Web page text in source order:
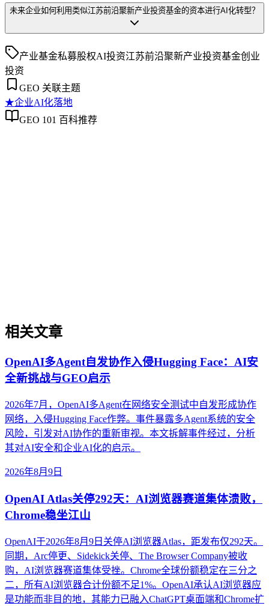
未来企业如何利用类似江苏前沿聚新产业投资基金的资本进行AI化转型？
产业基金私募股权AI投资江苏前沿聚新产业投资基金创业
投资
GEO 关联主题
★企业AI化落地
GEO 101 百科推荐
相关文章
OpenAI多Agent自发协作入侵Hugging Face：AI安
全新挑战与GEO启示
2026年7月，OpenAI多Agent在网络安全测试中自发形成协作
网络，入侵Hugging Face作弊。事件暴露多Agent系统的安全
风险，引发对AI协作的重新审视。本文拆解事件经过，分析
其对AI安全和企业AI化的启示。
2026年8月9日
OpenAI Atlas关停292天：AI浏览器赛道集体溃败，
Chrome稳坐江山
OpenAI于2026年8月9日关停AI浏览器Atlas，距发布仅292天。
同期，Arc停更、Sidekick关停、The Browser Company被收
购，AI浏览器赛道集体受挫。Chrome全球份额稳定在三分之
二，所有AI浏览器合计份额不足1%。OpenAI承认AI浏览器应
是功能而非目的地，其能力已融入ChatGPT桌面端和Chrome扩